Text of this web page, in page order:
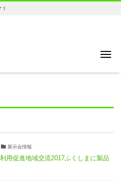
展示会情報
用促進地域交流2017ふくしまに製品